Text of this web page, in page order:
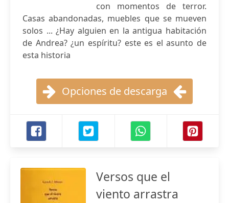
con momentos de terror.
Casas abandonadas, muebles que se mueven
solos ... ¿Hay alguien en la antigua habitación
de Andrea? ¿un espíritu? este es el asunto de
esta historia
Opciones de descarga
Versos que el
viento arrastra